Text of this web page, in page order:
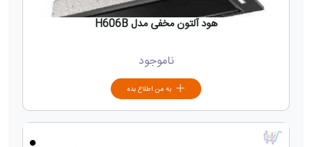
هود آلتون مخفی مدل H606B
ناموجود
به من اطلاع بده